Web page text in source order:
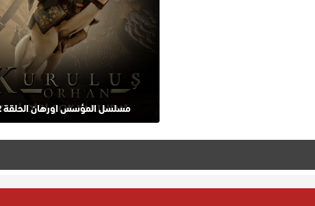
مسلسل المؤسس اورهان الحلقة 22